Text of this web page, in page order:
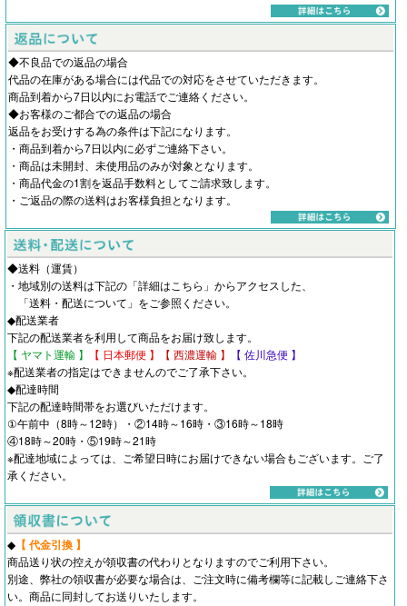
◆不良品での返品の場合
代品の在庫がある場合には代品での対応をさせていただきます。
商品到着から7日以内にお電話でご連絡ください。
◆お客様のご都合での返品の場合
返品をお受けする為の条件は下記になります。
・商品到着から7日以内に必ずご連絡下さい。
・商品は未開封、未使用品のみが対象となります。
・商品代金の1割を返品手数料としてご請求致します。
・ご返品の際の送料はお客様負担となります。
◆送料（運賃）
・地域別の送料は下記の「詳細はこちら」からアクセスした、
「送料・配送について 」をご参照ください。
◆配送業者
下記の配送業者を利用して商品をお届け致します。
【 ヤマト運輸 】
【 日本郵便 】 【 西濃運輸 】
【 佐川急便 】
※配送業者の指定はできませんのでご了承下さい。
◆配達時間
下記の配達時間帯をお選びいただけます。
①午前中（8時～12時）・②14時～16時・③16時～18時
④18時～20時・⑤19時～21時
※配達地域によっては、ご希望日時にお届けできない場合もございます。ご了
承ください。
◆ 【 代金引換 】
商品送り状の控えが領収書の代わりとなりますのでご利用下さい。
別途、弊社の領収書が必要な場合は、ご注文時に備考欄等に記載しご連絡下さ
い。商品に同封してお送りいたします。